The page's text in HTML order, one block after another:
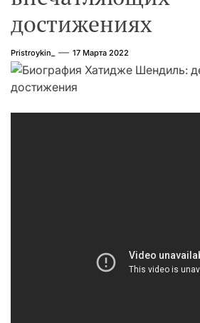
достижениях
Pristroykin_ 17 Марта 2022